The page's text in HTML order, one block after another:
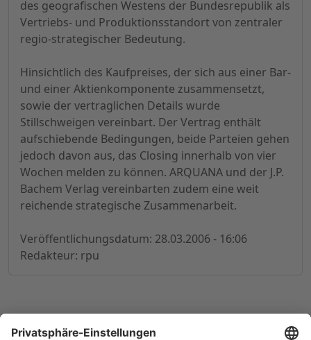
des geografischen Westens der Bundesrepublik als
Vertriebs- und Produktionsstandort von zentraler
regio-strategischer Bedeutung.
Hinsichtlich des Kaufpreises, der sich aus einer Bar-
und einer Aktienkomponente zusammensetzt,
sowie der vertraglichen Details wurde
Stillschweigen vereinbart. Der Vertrag enthält
aufschiebende Bedingungen, beide Parteien gehen
jedoch davon aus, das Closing innerhalb von vier
Wochen melden zu können. ARQUANA und der J.P.
Bachem Verlag vereinbarten zudem eine weit
reichende strategische Zusammenarbeit.
Veröffentlichungsdatum: 28.03.2006 - 16:06
Redakteur: rpu